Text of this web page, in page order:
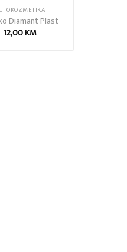
Diamant Plast
12,00KM